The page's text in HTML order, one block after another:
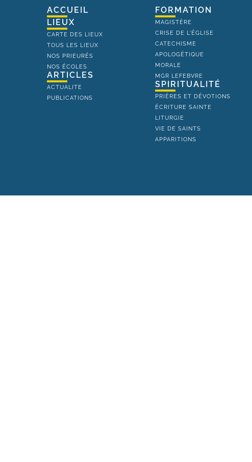
ACCUEIL
LIEUX
CARTE DES LIEUX
TOUS LES LIEUX
NOS PRIEURÉS
NOS ÉCOLES
ARTICLES
ACTUALITE
PUBLICATIONS
FORMATION
MAGISTÈRE
CRISE DE L'ÉGLISE
CATECHISME
APOLOGÉTIQUE
MORALE
MGR LEFEBVRE
SPIRITUALITÉ
PRIÈRES ET DÉVOTIONS
ÉCRITURE SAINTE
LITURGIE
VIE DE SAINTS
APPARITIONS